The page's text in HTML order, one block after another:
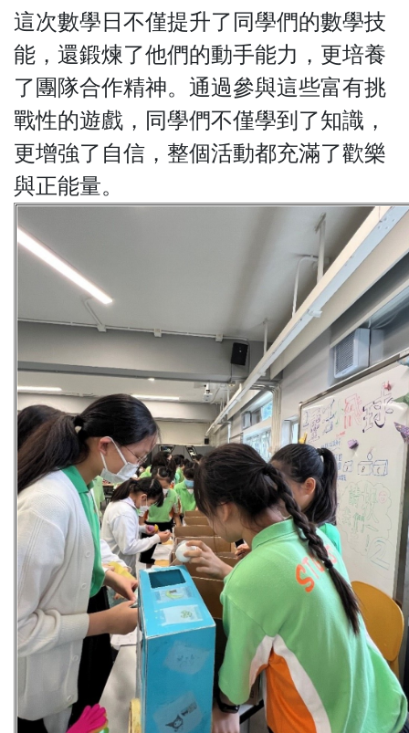
這次數學日不僅提升了同學們的數學技
能，還鍛煉了他們的動手能力，更培養
了團隊合作精神。通過參與這些富有挑
戰性的遊戲，同學們不僅學到了知識，
更增強了自信，整個活動都充滿了歡樂
與正能量。